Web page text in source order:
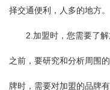
择交通便利，人多的地方。
2. 加盟时，您需要了解
之前，要研究和分析周围
牌时，需要对加盟的品牌